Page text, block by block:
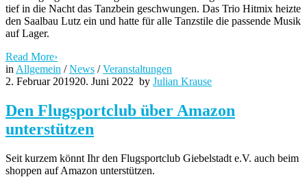
tief in die Nacht das Tanzbein geschwungen. Das Trio Hitmix heizte
den Saalbau Lutz ein und hatte für alle Tanzstile die passende Musik
auf Lager.
Read More›
in Allgemein /News /Veranstaltungen
2. Februar 201920. Juni 2022 by Julian Krause
Den Flugsportclub über Amazon
unterstützen
Seit kurzem könnt Ihr den Flugsportclub Giebelstadt e.V. auch beim
shoppen auf Amazon unterstützen.